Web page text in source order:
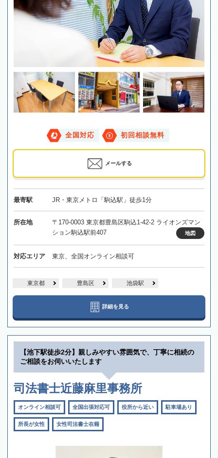
全国対応 初回相談無料
メールする
最寄駅 JR・東京メトロ「駒込駅」徒歩1分
所在地
〒170-0003 東京都豊島区駒込1-42-2 ライオンズマン
ション駒込駅前407
地図
対応エリア 東京、全国オンライン相談可
東京都 豊島区 池袋駅
詳細を見る
【池下駅徒歩2分】親しみやすい雰囲気で、丁寧に相続の
ご相談をお伺いいたします
司法書士近藤麻里事務所
オンライン相談可 全国出張対応可 役所から近い 駐車場あり
所長が女性 女性司法書士在籍